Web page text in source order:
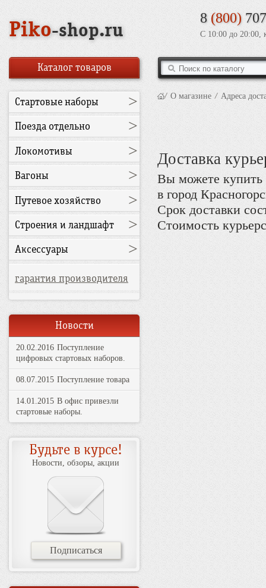
Piko-shop.ru
8 (800)
С 10:00 до 20:00,
Каталог товаров
Стартовые наборы >
Поезда отдельно >
Локомотивы >
Вагоны >
Путевое хозяйство >
Строения и ландшафт >
Аксессуары >
гарантия производителя
Новости
20.02.2016 Поступление
цифровых стартовых наборов.
08.07.2015 Поступление товара
14.01.2015 В офис привезли
стартовые наборы.
Будьте в курсе!
Новости, обзоры, акции
Подписаться
/ О магазине / Адреса
Доставка
Вы можете купить
в город
Срок доставки
Стоимость